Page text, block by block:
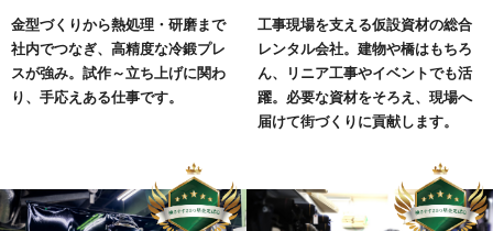
金型づくりから熱処理・研磨まで
社内でつなぎ、高精度な冷鍛プレ
スが強み。試作～立ち上げに関わ
り、手応えある仕事です。
工事現場を支える仮設資材の総合
レンタル会社。建物や橋はもちろ
ん、リニア工事やイベントでも活
躍。必要な資材をそろえ、現場へ
届けて街づくりに貢献します。